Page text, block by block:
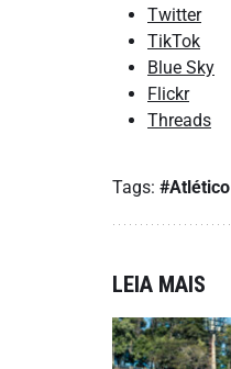
Twitter
TikTok
Blue Sky
Flickr
Threads
Tags: #Atlético
LEIA MAIS